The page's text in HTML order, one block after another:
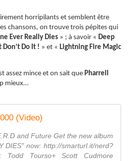
horripilants et semblent être
chansons, on trouve trois pépites qui
Ever Really Dies » ; à savoir « Deep
Don’t Do It ! » et « Lightning Fire Magic
assez mince et on sait que Pharrell
mieux…
(Video)
and Future Get the new album
DIES" now: http://smarturl.it/nerd?
Todd Tourso+ Scott Cudmore